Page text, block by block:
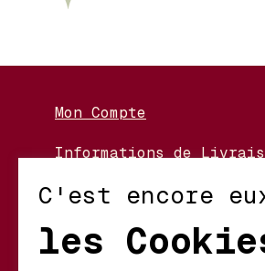
Mon Compte
Informations de
Conditions
C'est encore
les